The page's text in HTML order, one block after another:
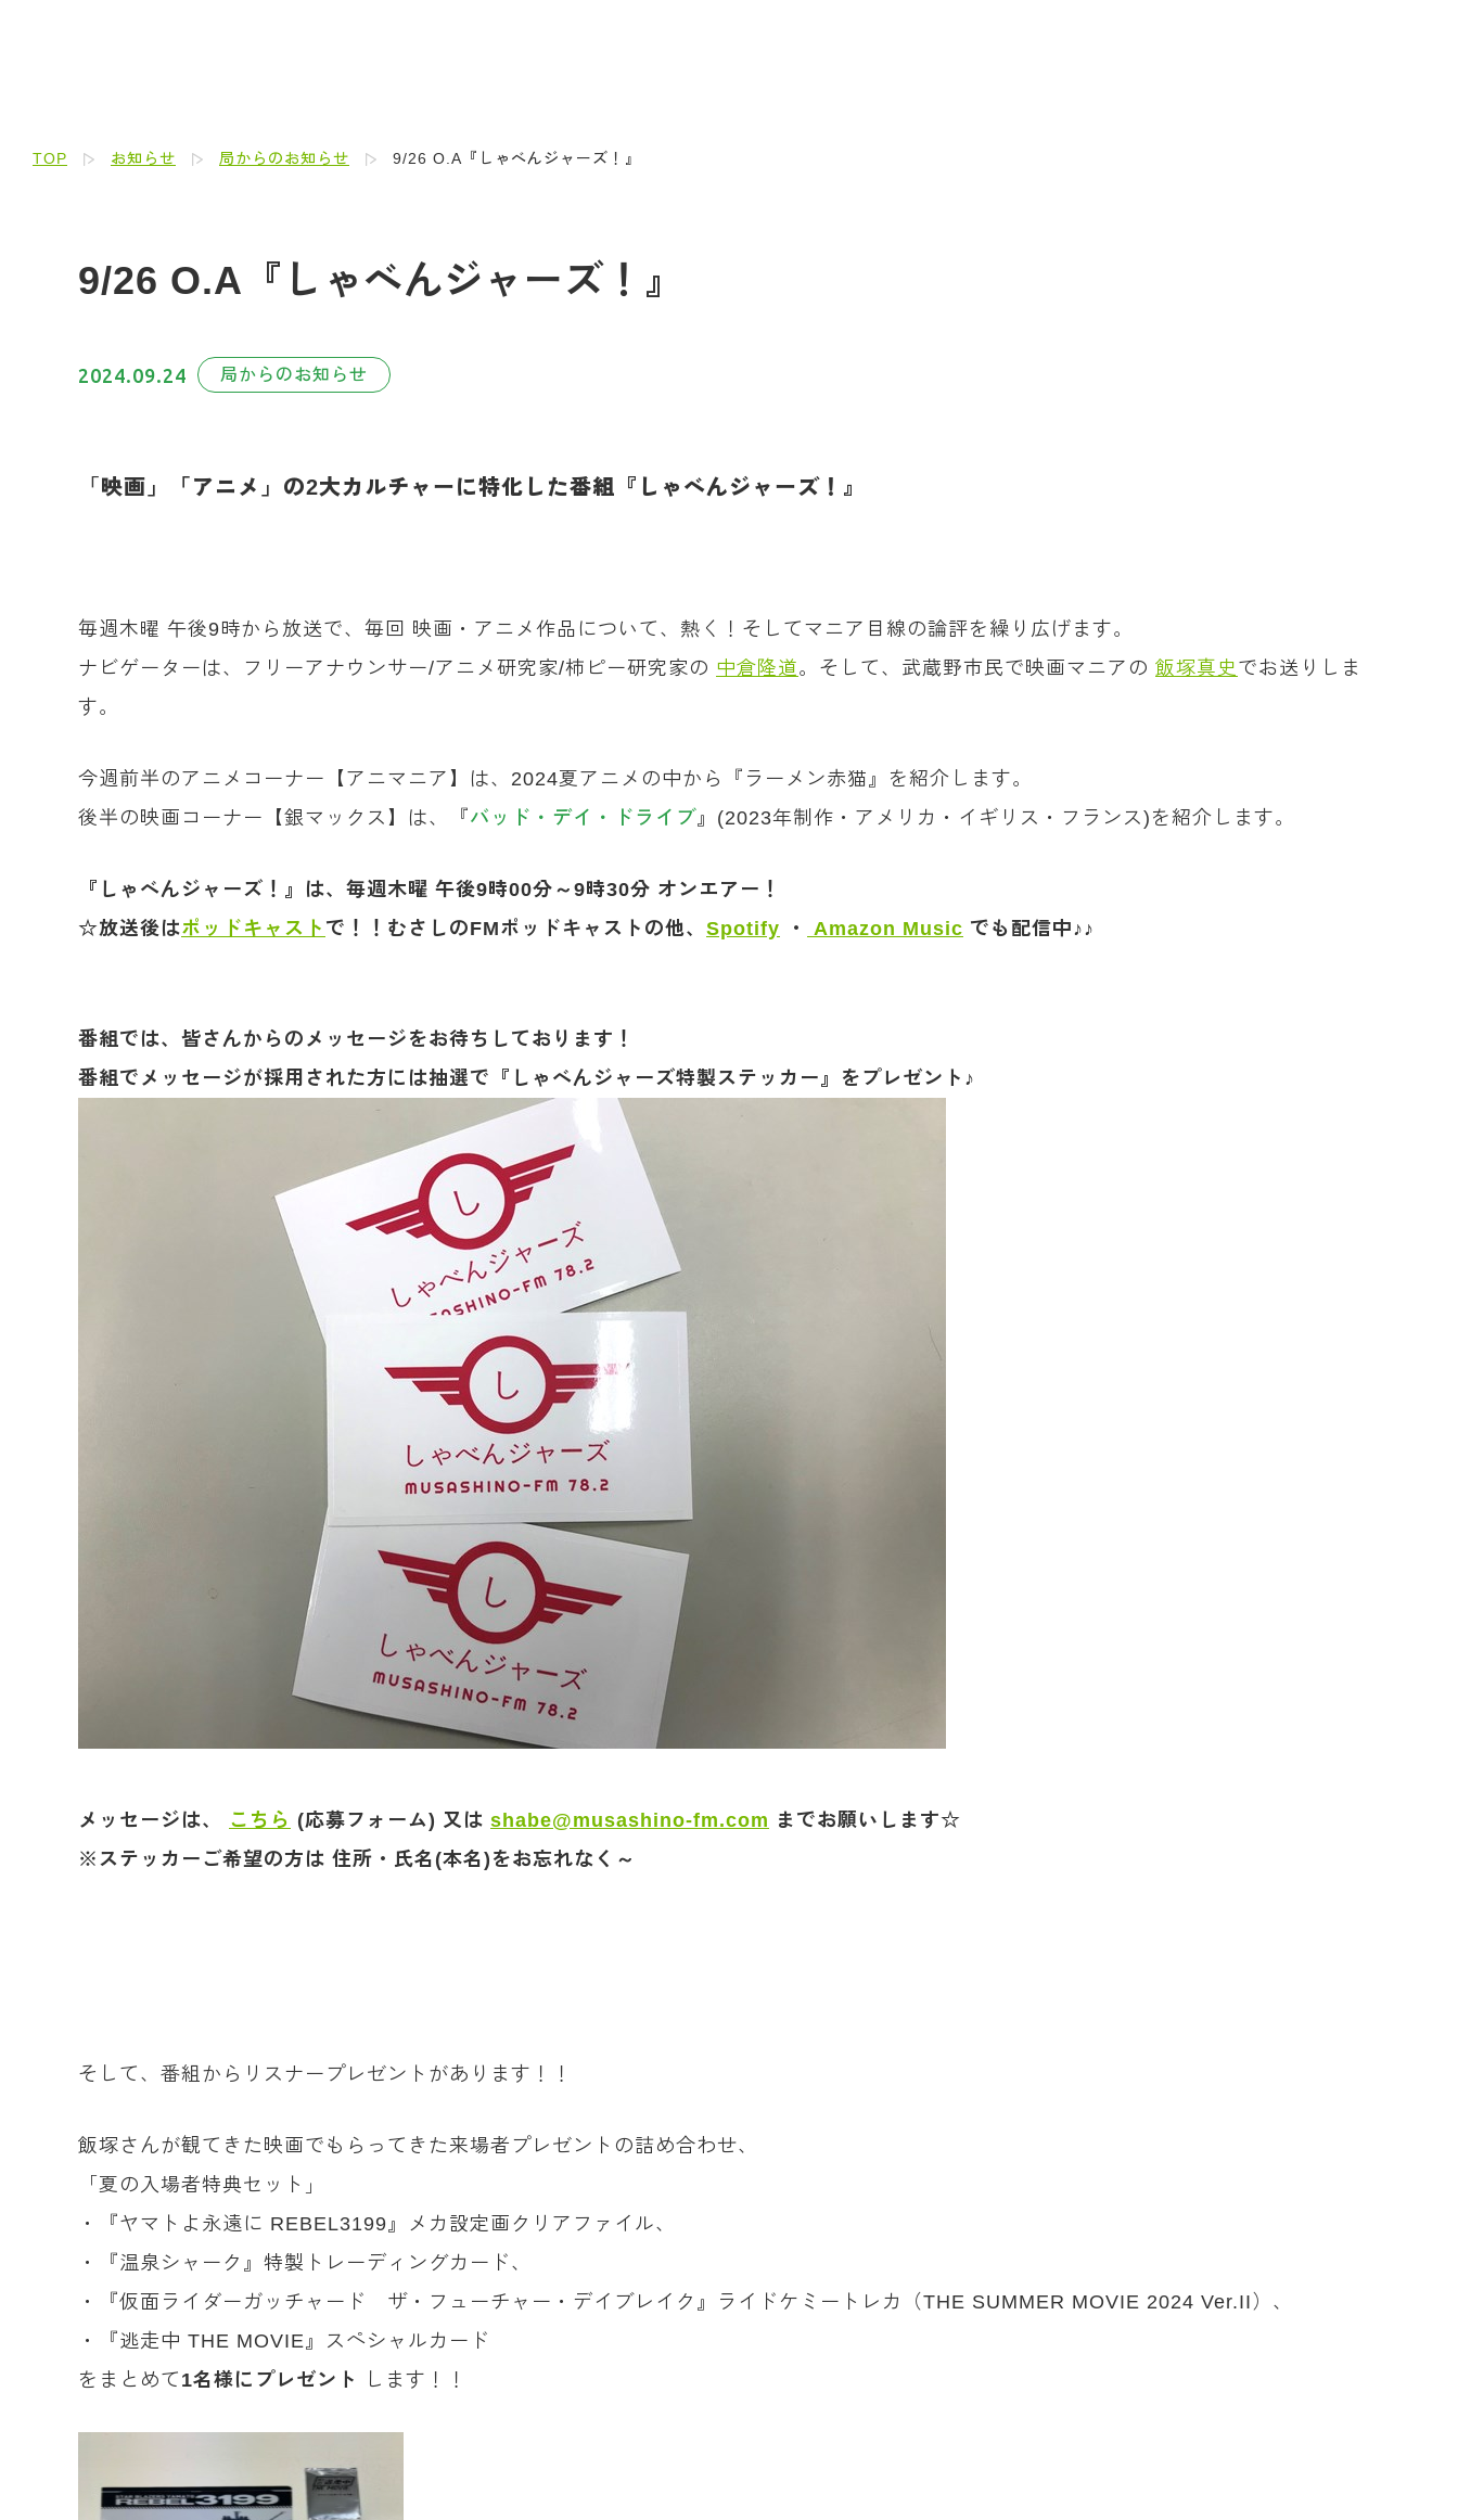
TOP お知らせ 局からのお知らせ 9/26 O.A『しゃべんジャーズ！』
9/26 O.A『しゃべんジャーズ！』
2024.09.24 局からのお知らせ
「 映画」「アニメ」の2大カルチャーに特化した番組『しゃべんジャーズ！』
毎週木曜 午後9時から放送で、毎回 映画・アニメ作品について、熱く！そしてマニア目線の論評を繰り広げます。
ナビゲーターは、フリーアナウンサー/アニメ研究家/柿ピー研究家の 中倉隆道。そして、武蔵野市民で映画マニアの 飯塚真史でお送りしま
す。
今週前半のアニメコーナー【アニマニア】は、2024夏アニメの中から『ラーメン赤猫』を紹介します。
後半の映画コーナー【銀マックス】は、『 バッド・デイ・ドライブ』(2023年制作・アメリカ・イギリス・フランス)を紹介します。
『しゃべんジャーズ！』は、毎週木曜 午後9時00分～9時30分 オンエアー！
☆放送後はポッドキャスト で！！むさしのFMポッドキャストの他、 Spotify ・ Amazon Music でも配信中♪♪
番組では、皆さんからのメッセージをお待ちしております！
番組でメッセージが採用された方には抽選で『しゃべんジャーズ特製ステッカー』をプレゼント♪
メッセージは、 こちら (応募フォーム) 又は shabe@musashino-fm.com までお願いします☆
※ステッカーご希望の方は 住所・氏名(本名)をお忘れなく～
そして、番組からリスナープレゼントがあります！！
飯塚さんが観てきた映画でもらってきた来場者プレゼントの詰め合わせ、
「夏の入場者特典セット」
・『ヤマトよ永遠に REBEL3199』メカ設定画クリアファイル、
・『温泉シャーク』特製トレーディングカード、
・『仮面ライダーガッチャード ザ・フューチャー・デイブレイク』ライドケミートレカ（THE SUMMER MOVIE 2024 Ver.II）、
・『逃走中 THE MOVIE』スペシャルカード
をまとめて 1名様にプレゼント します！！